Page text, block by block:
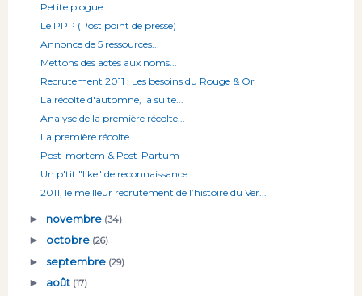
Petite plogue...
Le PPP (Post point de presse)
Annonce de 5 ressources...
Mettons des actes aux noms...
Recrutement 2011 : Les besoins du Rouge & Or
La récolte d'automne, la suite...
Analyse de la première récolte...
La première récolte...
Post-mortem & Post-Partum
Un p'tit "like" de reconnaissance...
2011, le meilleur recrutement de l’histoire du Ver...
► novembre (34)
► octobre (26)
► septembre (29)
► août (17)